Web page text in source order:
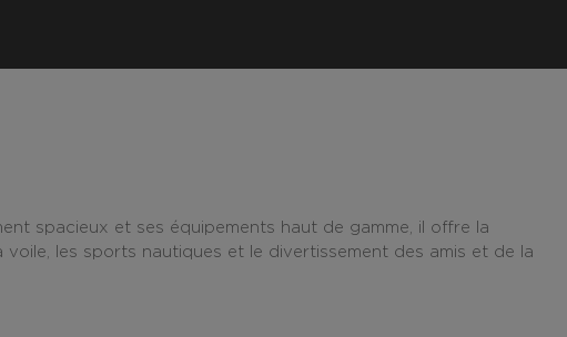
spacieux et ses équipements haut de gamme, il offre la
les sports nautiques et le divertissement des amis et de la